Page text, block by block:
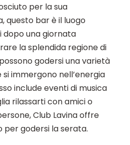
per la sua
questo bar è il luogo
dopo una giornata
la splendida regione di
godersi una varietà
immergono nell’energia
include eventi di musica
rilassarti con amici o
Club Lavina offre
per godersi la serata.